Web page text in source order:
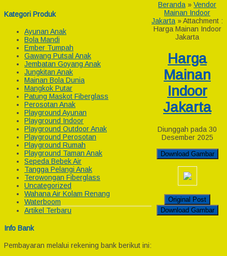
Kategori Produk
Ayunan Anak
Bola Mandi
Ember Tumpah
Gawang Putsal Anak
Jembatan Goyang Anak
Jungkitan Anak
Mainan Bola Dunia
Mangkok Putar
Patung Maskot Fiberglass
Perosotan Anak
Playground Ayunan
Playground Indoor
Playground Outdoor Anak
Playground Perosotan
Playground Rumah
Playground Taman Anak
Sepeda Bebek Air
Tangga Pelangi Anak
Terowongan Fiberglass
Uncategorized
Wahana Air Kolam Renang
Waterboom
Artikel Terbaru
Info Bank
Pembayaran melalui rekening bank berikut ini:
Beranda » Vendor
Mainan Indoor
Jakarta » Attachment :
Harga Mainan Indoor
Jakarta
Harga
Mainan
Indoor
Jakarta
Diunggah pada 30
Desember 2025
Download Gambar
Original Post
Download Gambar